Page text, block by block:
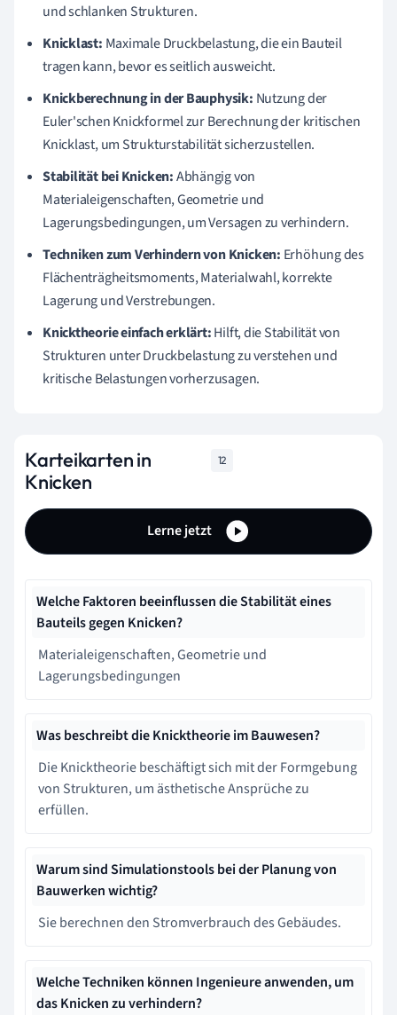
und schlanken Strukturen.
Knicklast: Maximale Druckbelastung, die ein Bauteil
tragen kann, bevor es seitlich ausweicht.
Knickberechnung in der Bauphysik: Nutzung der
Euler'schen Knickformel zur Berechnung der kritischen
Knicklast, um Strukturstabilität sicherzustellen.
Stabilität bei Knicken:Abhängig von
Materialeigenschaften, Geometrie und
Lagerungsbedingungen, um Versagen zu verhindern.
Techniken zum Verhindern von Knicken: Erhöhung des
Flächenträgheitsmoments, Materialwahl, korrekte
Lagerung und Verstrebungen.
Knicktheorie einfach erklärt:Hilft, die Stabilität von
Strukturen unter Druckbelastung zu verstehen und
kritische Belastungen vorherzusagen.
Karteikarten in
Knicken
12
Lerne jetzt
Welche Faktoren beeinflussen die Stabilität eines
Bauteils gegen Knicken?
Materialeigenschaften, Geometrie und
Lagerungsbedingungen
Was beschreibt die Knicktheorie im Bauwesen?
Die Knicktheorie beschäftigt sich mit der Formgebung
von Strukturen, um ästhetische Ansprüche zu
erfüllen.
Warum sind Simulationstools bei der Planung von
Bauwerken wichtig?
Sie berechnen den Stromverbrauch des Gebäudes.
Welche Techniken können Ingenieure anwenden, um
das Knicken zu verhindern?